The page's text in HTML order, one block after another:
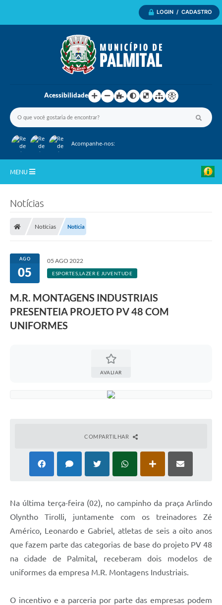
LOGIN / CADASTRO
Acessibilidade
Acompanhe-nos:
MENU
Departamentos
Câmara Municipal
Notícias
Notícias Notícia
AGO
05
05 AGO 2022
ESPORTES,LAZER E JUVENTUDE
M.R. MONTAGENS INDUSTRIAIS
PRESENTEIA PROJETO PV 48 COM
UNIFORMES
AVALIAR
COMPARTILHAR
Na última terça-feira (02), no campinho da praça Arlindo
Olyntho Tirolli, juntamente com os treinadores Zé
Américo, Leonardo e Gabriel, atletas de seis a oito anos
que fazem parte das categorias de base do projeto PV 48
na cidade de Palmital, receberam dois modelos de
uniformes da empresa M.R. Montagens Industriais.
O incentivo e a parceria por parte das empresas podem